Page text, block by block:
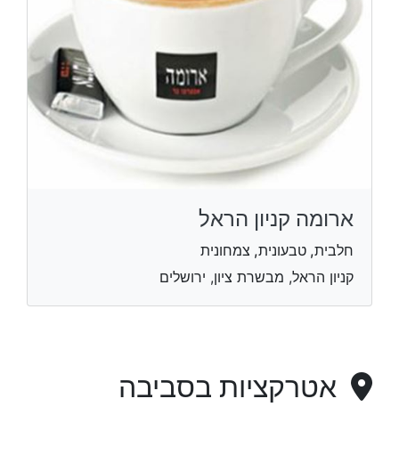
ארומה קניון הראל
חלבית, טבעונית, צמחונית
קניון הראל, מבשרת ציון, ירושלים
אטרקציות בסביבה